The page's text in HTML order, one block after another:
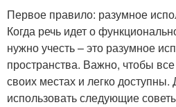
Первое правило: разумное
Когда речь идет о
нужно учесть – это разумное
пространства. Важно, чтобы
своих местах и легко
использовать следующие